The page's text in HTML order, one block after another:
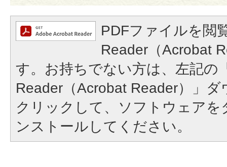
PDFファイルを閲
Reader（Acrobat
す。お持ちでない方は、左記の
Reader（Acrobat Reader）」
クリックして、ソフトウェア
ンストールしてください。